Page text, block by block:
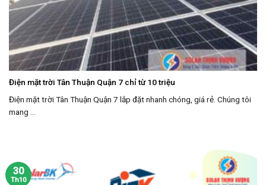
Điện mặt trời Tân Thuận Quận 7 chỉ từ 10 triệu
Điện mặt trời Tân Thuận Quận 7 lắp đặt nhanh chóng, giá rẻ. Chúng tôi
mang ...
30
Th10